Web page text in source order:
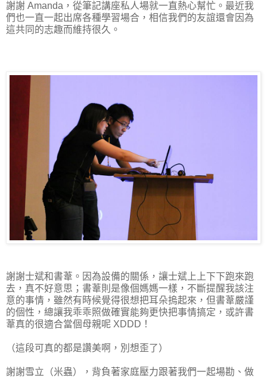
謝謝 Amanda，從筆記講座私人場就一直熱心幫忙。最近我
們也一直一起出席各種學習場合，相信我們的友誼還會因為
這共同的志趣而維持很久。
謝謝士斌和書葦。因為設備的關係，讓士斌上上下下跑來跑
去，真不好意思；書葦則是像個媽媽一樣，不斷提醒我該注
意的事情，雖然有時候覺得很想把耳朵摀起來，但書葦嚴謹
的個性，總讓我乖乖照做確實能夠更快把事情搞定，或許書
葦真的很適合當個母親呢 XDDD！
（這段可真的都是讚美啊，別想歪了）
謝謝雪立（米蟲），背負著家庭壓力跟著我們一起場勘、做